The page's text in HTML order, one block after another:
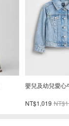
嬰兒及幼兒愛心
NT$1,019